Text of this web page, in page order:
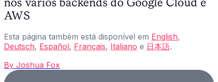
AWS
Esta página também está disponível em English,
Deutsch, Español, Français, Italiano e 日本語.
By Joshua Fox